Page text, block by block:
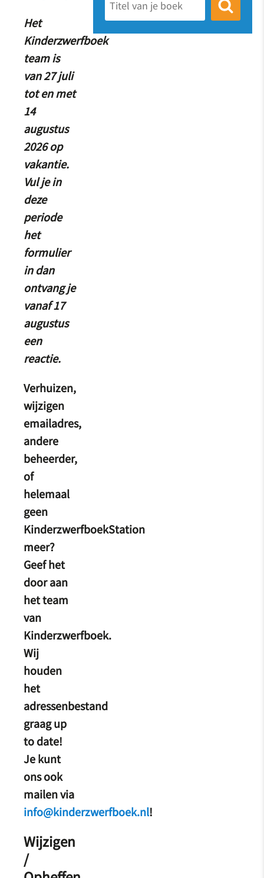
Het
Kinderzwerfboek
team is
van 27 juli
tot en met
14
augustus
2026 op
vakantie.
Vul je in
deze
periode
het
formulier
in dan
ontvang je
vanaf 17
augustus
een
reactie.
Verhuizen,
wijzigen
emailadres,
andere
beheerder,
of
helemaal
geen
KinderzwerfboekStation
meer?
Geef het
door aan
het team
van
Kinderzwerfboek.
Wij
houden
het
adressenbestand
graag up
to date!
Je kunt
ons ook
mailen via
info@kinderzwerfboek.nl!
Wijzigen
/